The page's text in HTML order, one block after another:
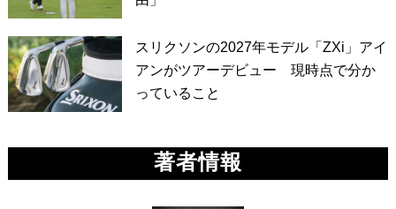
スリクソンの2027年モデル「ZXi」アイ
アンがツアーデビュー 現時点で分か
っていること
著者情報